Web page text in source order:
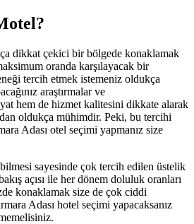
dikkat çekici bir bölgede konaklamak
oranda karşılayacak bir
tercih etmek istemeniz oldukça
araştırmalar ve
hem de hizmet kalitesini dikkate alarak
oldukça mühimdir. Peki, bu tercihi
Adası otel seçimi yapmanız size
sayesinde çok tercih edilen üstelik
açısı ile her dönem doluluk oranları
konaklamak size de çok ciddi
Adası hotel seçimi yapacaksanız